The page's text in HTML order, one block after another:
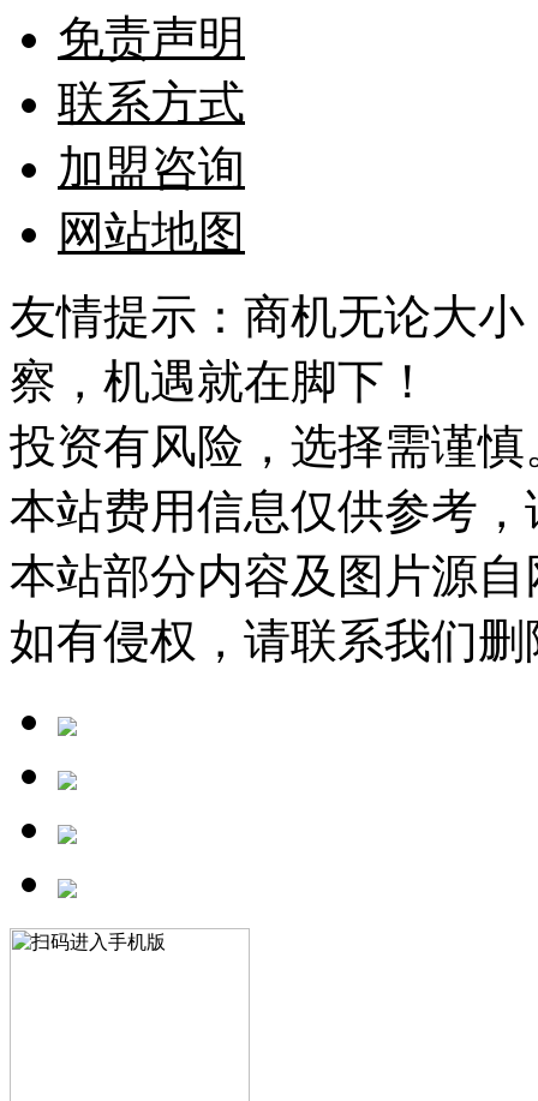
免责声明
联系方式
加盟咨询
网站地图
友情提示：商机无论大
察，机遇就在脚下！
投资有风险，选择需谨慎
本站费用信息仅供参考
本站部分内容及图片源
如有侵权，请联系我们删